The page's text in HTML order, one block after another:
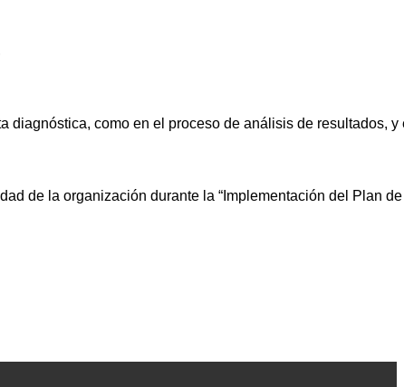
como en el proceso de análisis de
de la organización durante la “Implementación del Plan